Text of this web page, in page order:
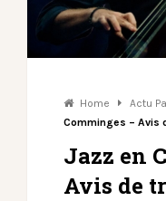
Home Actu
Comminges – Avis
Jazz en
Avis de